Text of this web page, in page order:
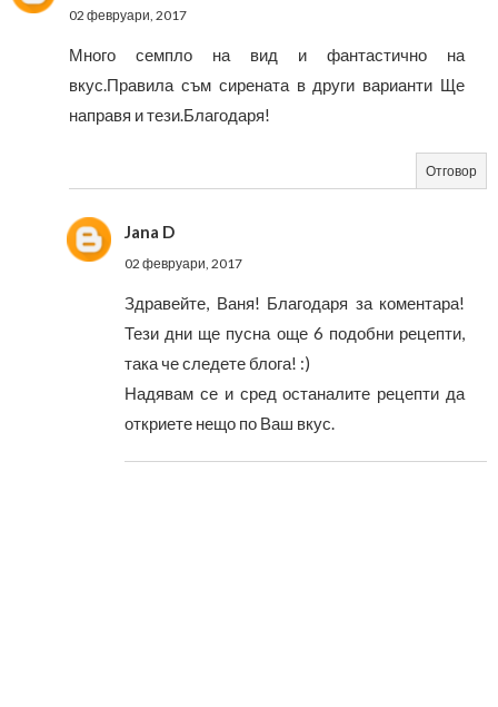
02 февруари, 2017
Много семпло на вид и фантастично на
вкус.Правила съм сирената в други варианти Ще
направя и тези.Благодаря!
Отговор
Jana D
02 февруари, 2017
Здравейте, Ваня! Благодаря за коментара!
Тези дни ще пусна още 6 подобни рецепти,
така че следете блога! :)
Надявам се и сред останалите рецепти да
откриете нещо по Ваш вкус.